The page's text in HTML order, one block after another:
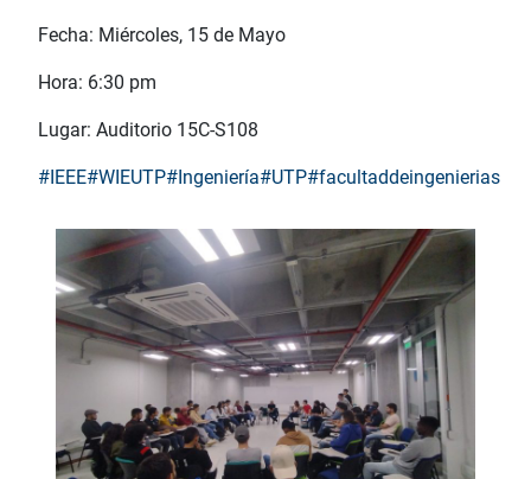
Fecha: Miércoles, 15 de Mayo
Hora: 6:30 pm
Lugar: Auditorio 15C-S108
#IEEE#WIEUTP#Ingeniería#UTP#facultaddeingenierias